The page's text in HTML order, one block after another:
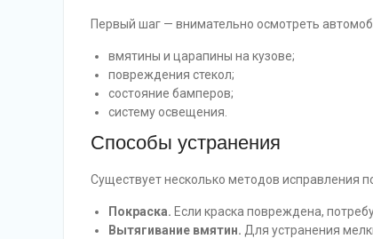
Первый шаг — внимательно осмотреть
вмятины и царапины на кузове;
повреждения стекол;
состояние бамперов;
систему освещения.
Способы устранения
Существует несколько методов исправления
Покраска. Если краска повреждена,
Вытягивание вмятин. Для устранения